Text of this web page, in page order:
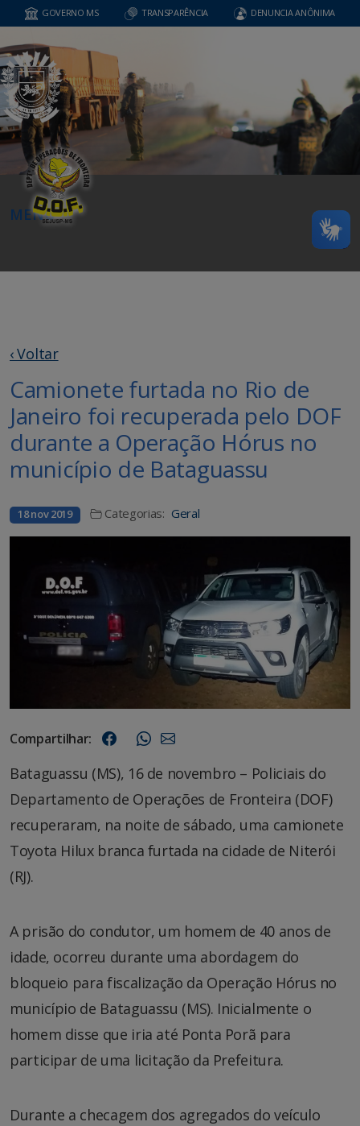
GOVERNO MS TRANSPARÊNCIA DENUNCIA ANÔNIMA
MENU
‹ Voltar
Camionete furtada no Rio de
Janeiro foi recuperada pelo DOF
durante a Operação Hórus no
município de Bataguassu
18 nov 2019 Categorias: Geral
Compartilhar:
Bataguassu (MS), 16 de novembro – Policiais do
Departamento de Operações de Fronteira (DOF)
recuperaram, na noite de sábado, uma camionete
Toyota Hilux branca furtada na cidade de Niterói
(RJ).
A prisão do condutor, um homem de 40 anos de
idade, ocorreu durante uma abordagem do
bloqueio para fiscalização da Operação Hórus no
município de Bataguassu (MS). Inicialmente o
homem disse que iria até Ponta Porã para
participar de uma licitação da Prefeitura.
Durante a checagem dos agregados do veículo